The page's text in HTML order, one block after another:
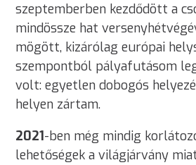
szeptemberben kezdődött a
mindössze hat
mögött, kizárólag európai
szempontból pályafutásom
volt: egyetlen dobogós
helyen zártam.
2021-ben még mindig
lehetőségek a világjárvány